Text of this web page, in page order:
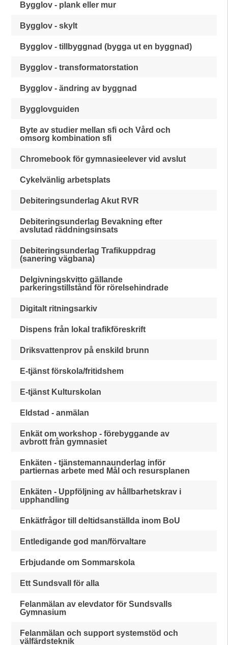
Bygglov - plank eller mur
Bygglov - skylt
Bygglov - tillbyggnad (bygga ut en byggnad)
Bygglov - transformatorstation
Bygglov - ändring av byggnad
Bygglovguiden
Byte av studier mellan sfi och Vård och
omsorg kombination sfi
Chromebook för gymnasieelever vid avslut
Cykelvänlig arbetsplats
Debiteringsunderlag Akut RVR
Debiteringsunderlag Bevakning efter
avslutad räddningsinsats
Debiteringsunderlag Trafikuppdrag
(sanering vägbana)
Delgivningskvitto gällande
parkeringstillstånd för rörelsehindrade
Digitalt ritningsarkiv
Dispens från lokal trafikföreskrift
Driksvattenprov på enskild brunn
E-tjänst förskola/fritidshem
E-tjänst Kulturskolan
Eldstad - anmälan
Enkät om workshop - förebyggande av
avbrott från gymnasiet
Enkäten - tjänstemannaunderlag inför
partiernas arbete med Mål och resursplanen
Enkäten - Uppföljning av hållbarhetskrav i
upphandling
Enkätfrågor till deltidsanställda inom BoU
Entledigande god man/förvaltare
Erbjudande om Sommarskola
Ett Sundsvall för alla
Felanmälan av elevdator för Sundsvalls
Gymnasium
Felanmälan och support systemstöd och
välfärdsteknik